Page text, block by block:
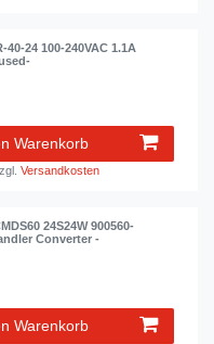
40-24 100-240VAC 1.1A
Warenkorb
Versandkosten
24S24W 900560-
Converter -
Warenkorb